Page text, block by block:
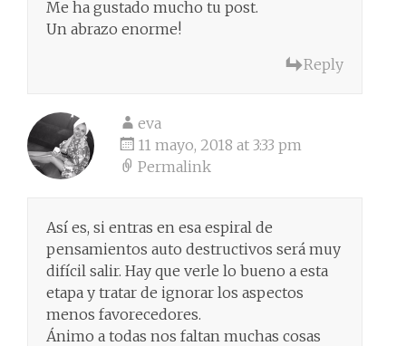
Me ha gustado mucho tu post.
Un abrazo enorme!
Reply
eva
11 mayo, 2018 at 3:33 pm
Permalink
Así es, si entras en esa espiral de
pensamientos auto destructivos será muy
difícil salir. Hay que verle lo bueno a esta
etapa y tratar de ignorar los aspectos
menos favorecedores.
Ánimo a todas nos faltan muchas cosas